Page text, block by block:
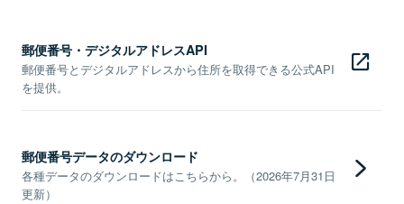
郵便番号・デジタルアドレスAPI
郵便番号とデジタルアドレスから住所を取得できる公式API
を提供。
郵便番号データのダウンロード
各種データのダウンロードはこちらから。（2026年7月31日
更新）